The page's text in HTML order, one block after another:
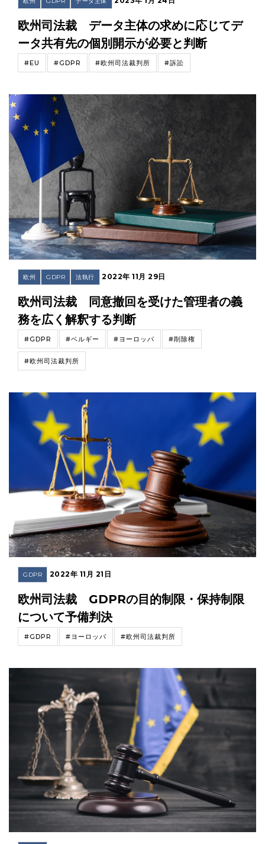
欧州司法裁 データ主体の求めに応じてデ
ータ共有先の個別開示が必要と判断
#EU #GDPR #欧州司法裁判所 #訴訟
欧州 GDPR 法執行 2022年 11月 29日
欧州司法裁 同意撤回を受けた管理者の義
務を広く解釈する判断
#GDPR #ベルギー #ヨーロッパ #削除権
#欧州司法裁判所
GDPR 2022年 11月 21日
欧州司法裁 GDPRの目的制限・保持制限
について予備判決
#GDPR #ヨーロッパ #欧州司法裁判所